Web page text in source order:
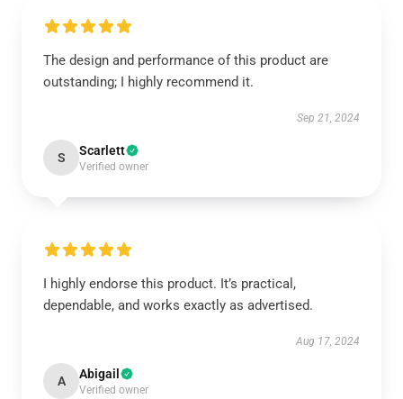
The design and performance of this product are
outstanding; I highly recommend it.
Sep 21, 2024
S Scarlett
Verified owner
I highly endorse this product. It’s practical,
dependable, and works exactly as advertised.
Aug 17, 2024
A Abigail
Verified owner